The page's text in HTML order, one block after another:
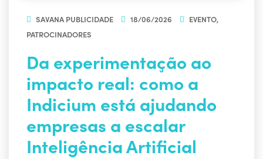
SAVANA PUBLICIDADE 18/06/2026 EVENTO,
PATROCINADORES
Da experimentação ao
impacto real: como a
Indicium está ajudando
empresas a escalar
Inteligência Artificial